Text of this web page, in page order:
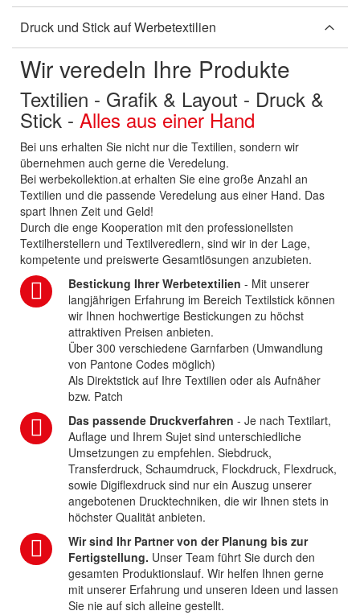
Druck und Stick auf Werbetextilien
Wir veredeln Ihre Produkte
Textilien - Grafik & Layout - Druck &
Stick - Alles aus einer Hand
Bei uns erhalten Sie nicht nur die Textilien, sondern wir
übernehmen auch gerne die Veredelung.
Bei werbekollektion.at erhalten Sie eine große Anzahl an
Textilien und die passende Veredelung aus einer Hand. Das
spart Ihnen Zeit und Geld!
Durch die enge Kooperation mit den professionellsten
Textilherstellern und Textilveredlern, sind wir in der Lage,
kompetente und preiswerte Gesamtlösungen anzubieten.
Bestickung Ihrer Werbetextilien - Mit unserer
langjährigen Erfahrung im Bereich Textilstick können
wir Ihnen hochwertige Bestickungen zu höchst
attraktiven Preisen anbieten.
Über 300 verschiedene Garnfarben (Umwandlung
von Pantone Codes möglich)
Als Direktstick auf Ihre Textilien oder als Aufnäher
bzw. Patch
Das passende Druckverfahren - Je nach Textilart,
Auflage und Ihrem Sujet sind unterschiedliche
Umsetzungen zu empfehlen. Siebdruck,
Transferdruck, Schaumdruck, Flockdruck, Flexdruck,
sowie Digiflexdruck sind nur ein Auszug unserer
angebotenen Drucktechniken, die wir Ihnen stets in
höchster Qualität anbieten.
Wir sind Ihr Partner von der Planung bis zur
Fertigstellung. Unser Team führt Sie durch den
gesamten Produktionslauf. Wir helfen Ihnen gerne
mit unserer Erfahrung und unseren Ideen und lassen
Sie nie auf sich alleine gestellt.